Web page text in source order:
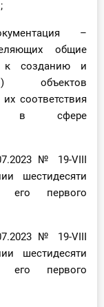
–
общие
к созданию и
объектов
соответствия
в сфере
№ 19-VIII
шестидесяти
его первого
№ 19-VIII
шестидесяти
его первого